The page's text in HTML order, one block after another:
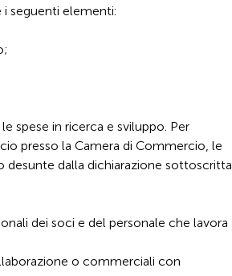
seguenti elementi:
spese in ricerca e sviluppo. Per
presso la Camera di Commercio, le
desunte dalla dichiarazione sottoscritta
dei soci e del personale che lavora
o commerciali con